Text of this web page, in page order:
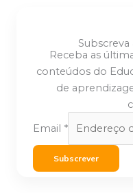
Receba as
conteúdos do
de
Email *
Subscrever